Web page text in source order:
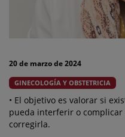
disminuye
los
riesgos
durante
20 de marzo de 2024
GINECOLOGÍA Y OBSTETRICIA
• El objetivo es valorar si
pueda interferir o complicar
corregirla.